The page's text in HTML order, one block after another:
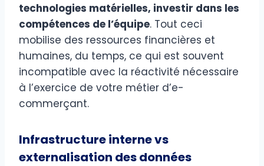
technologies matérielles, investir dans les
compétences de l’équipe. Tout ceci
mobilise des ressources financières et
humaines, du temps, ce qui est souvent
incompatible avec la réactivité nécessaire
à l’exercice de votre métier d’e-
commerçant.
Infrastructure interne vs
externalisation des données